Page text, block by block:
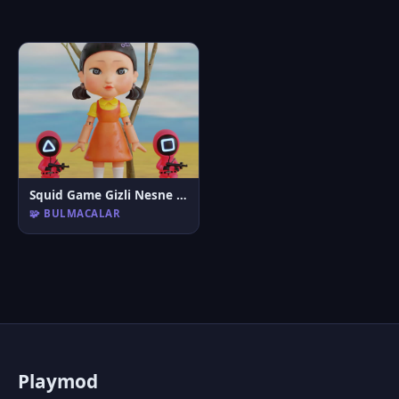
Squid Game Gizli Nesne Bulmaca Oyunu
🧩 BULMACALAR
Playmod